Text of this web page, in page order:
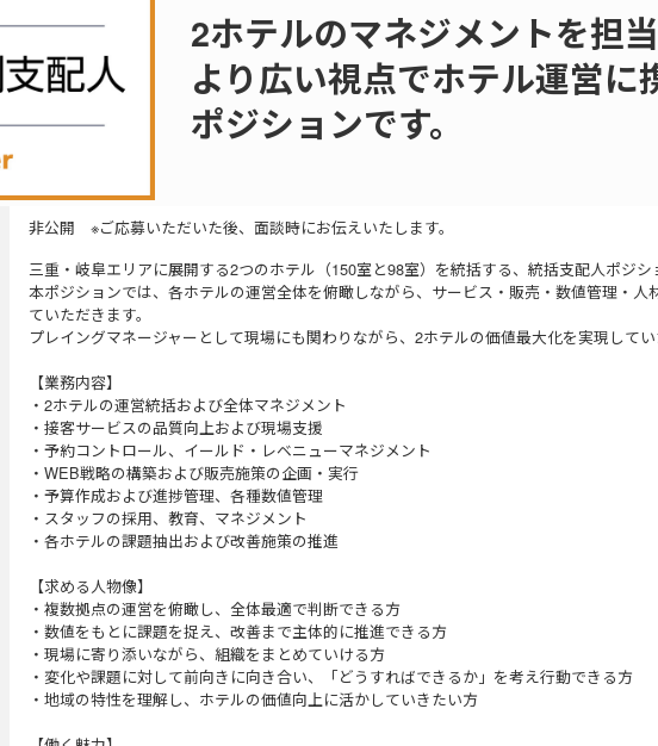
2ホテルのマネジメントを担当
より広い視点でホテル運営に
ポジションです。
非公開 ※ご応募いただいた後、面談時にお伝えいたします。
三重・岐阜エリアに展開する2つのホテル（150室と98室）を統括する、統括支配人ポジシ
本ポジションでは、各ホテルの運営全体を俯瞰しながら、サービス・販売・数値管理・
ていただきます。
プレイングマネージャーとして現場にも関わりながら、2ホテルの価値最大化を実現してい
【業務内容】
・2ホテルの運営統括および全体マネジメント
・接客サービスの品質向上および現場支援
・予約コントロール、イールド・レベニューマネジメント
・WEB戦略の構築および販売施策の企画・実行
・予算作成および進捗管理、各種数値管理
・スタッフの採用、教育、マネジメント
・各ホテルの課題抽出および改善施策の推進
【求める人物像】
・複数拠点の運営を俯瞰し、全体最適で判断できる方
・数値をもとに課題を捉え、改善まで主体的に推進できる方
・現場に寄り添いながら、組織をまとめていける方
・変化や課題に対して前向きに向き合い、「どうすればできるか」を考え行動できる方
・地域の特性を理解し、ホテルの価値向上に活かしていきたい方